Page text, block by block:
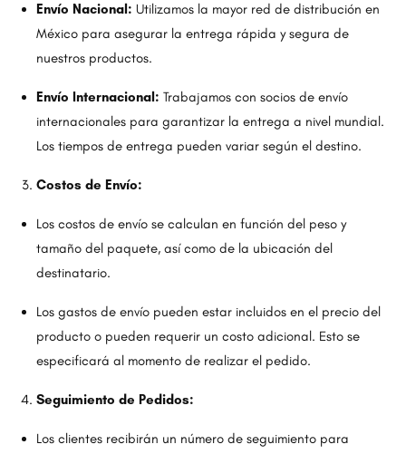
Envío Nacional: Utilizamos la mayor red de distribución en
México para asegurar la entrega rápida y segura de
nuestros productos.
Envío Internacional: Trabajamos con socios de envío
internacionales para garantizar la entrega a nivel mundial.
Los tiempos de entrega pueden variar según el destino.
Costos de Envío:
Los costos de envío se calculan en función del peso y
tamaño del paquete, así como de la ubicación del
destinatario.
Los gastos de envío pueden estar incluidos en el precio del
producto o pueden requerir un costo adicional. Esto se
especificará al momento de realizar el pedido.
Seguimiento de Pedidos:
Los clientes recibirán un número de seguimiento para